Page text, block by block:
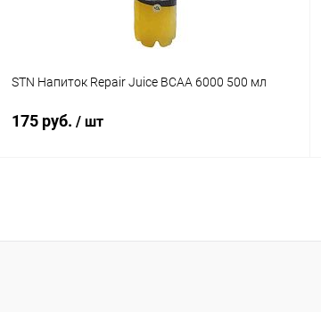
STN Напиток Repair Juice BCAA 6000 500 мл
175 руб. / шт
Купить в 1 клик Сравнение